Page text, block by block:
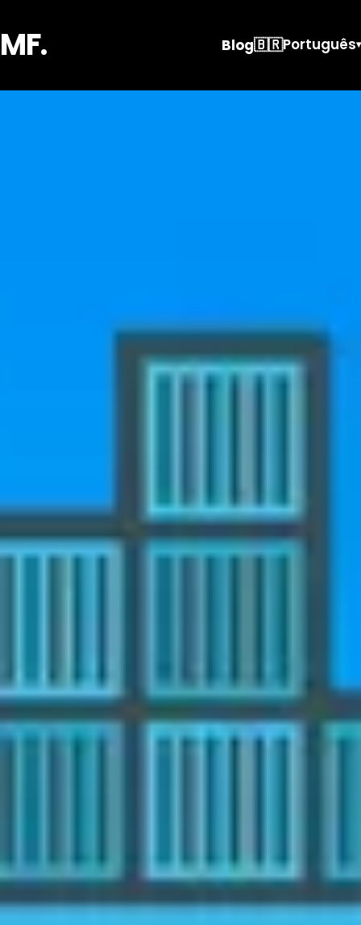
MF. Blog🇧🇷Português▾